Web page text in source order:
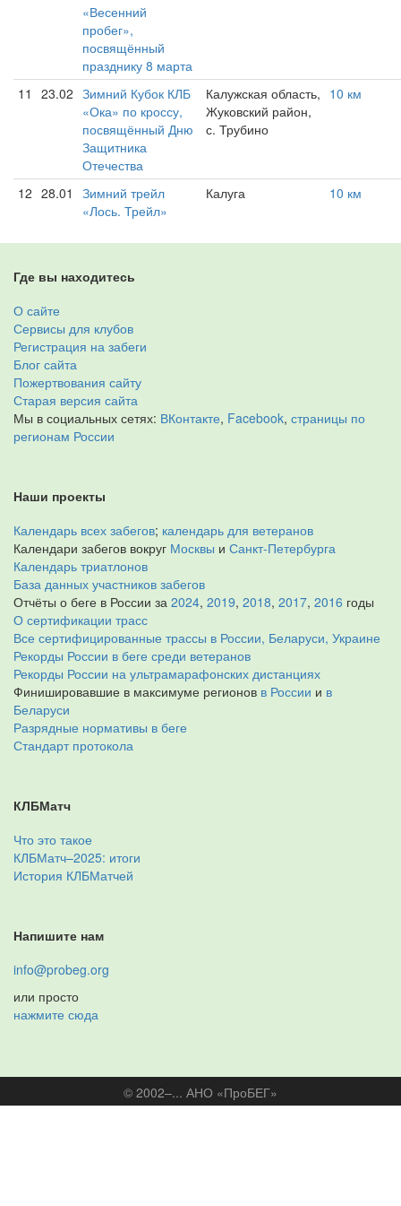
«Весенний
пробег»,
посвящённый
празднику 8 марта
11
23.02 Зимний Кубок КЛБ
«Ока» по кроссу,
посвящённый Дню
Защитника
Отечества
Калужская область,
Жуковский район,
с. Трубино
10 км
12 28.01
Зимний трейл
«Лось. Трейл»
Калуга 10 км
Где вы находитесь
О сайте
Сервисы для клубов
Регистрация на забеги
Блог сайта
Пожертвования сайту
Старая версия сайта
Мы в социальных сетях: ВКонтакте, Facebook, страницы по
регионам России
Наши проекты
Календарь всех забегов; календарь для ветеранов
Календари забегов вокруг Москвы и Санкт-Петербурга
Календарь триатлонов
База данных участников забегов
Отчёты о беге в России за 2024, 2019, 2018, 2017, 2016 годы
О сертификации трасс
Все сертифицированные трассы в России, Беларуси, Украине
Рекорды России в беге среди ветеранов
Рекорды России на ультрамарафонских дистанциях
Финишировавшие в максимуме регионов в России и в
Беларуси
Разрядные нормативы в беге
Стандарт протокола
КЛБМатч
Что это такое
КЛБМатч–2025: итоги
История КЛБМатчей
Напишите нам
info@probeg.org
или просто
нажмите сюда
© 2002–... АНО «ПроБЕГ»